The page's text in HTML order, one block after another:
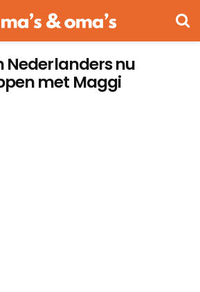
Nederlanders nu
met Maggi